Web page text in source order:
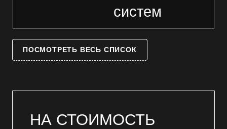
систем
ПОСМОТРЕТЬ ВЕСЬ СПИСОК
НА СТОИМОСТЬ